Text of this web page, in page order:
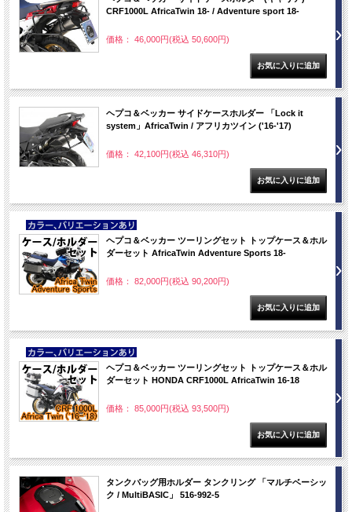
CRF1000L AfricaTwin 18- / Adventure sport 18-
価格： 46,000円(税込 50,600円)
ヘプコ＆ベッカー サイドケースホルダー 「Lock it
system」AfricaTwin / アフリカツイン ('16-'17)
価格： 42,100円(税込 46,310円)
NEW
ヘプコ＆ベッカー ツーリングセット トップケース＆ホル
ダーセット AfricaTwin Adventure Sports 18-
価格： 82,000円(税込 90,200円)
NEW
ヘプコ＆ベッカー ツーリングセット トップケース＆ホル
ダーセット HONDA CRF1000L AfricaTwin 16-18
価格： 85,000円(税込 93,500円)
タンクバッグ用ホルダー タンクリング 「マルチベーシッ
ク / MultiBASIC」 516-992-5